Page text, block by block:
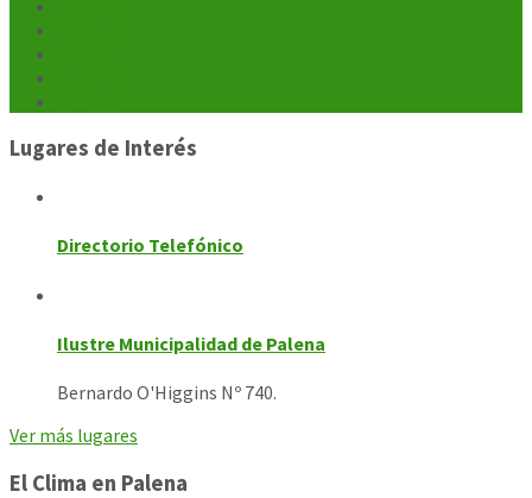
Lugares de Interés
Directorio Telefónico
Ilustre Municipalidad de Palena
Bernardo O'Higgins Nº 740.
Ver más lugares
El Clima en Palena